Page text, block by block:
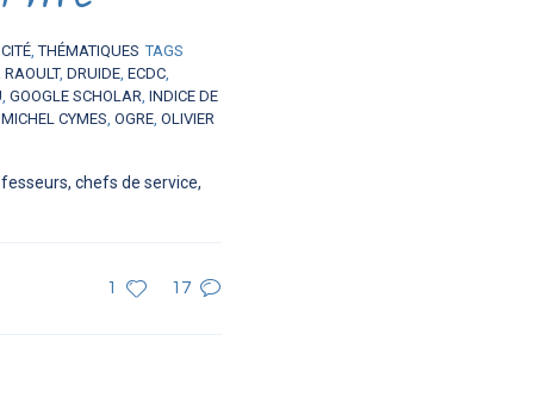
,THÉMATIQUES TAGS
RAOULT, DRUIDE, ECDC,
, GOOGLE SCHOLAR, INDICE DE
MICHEL CYMES, OGRE, OLIVIER
chefs de service,
1 17